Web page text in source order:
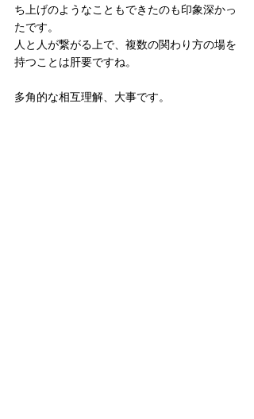
ち上げのようなこともできたのも印象深かっ
たです。
人と人が繋がる上で、複数の関わり方の場を
持つことは肝要ですね。
多角的な相互理解、大事です。